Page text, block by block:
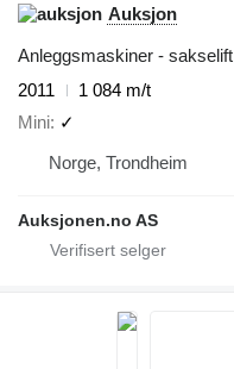
Auksjon
Anleggsmaskiner - sakselift
2011
1 084 m/t
Mini ✓
Norge, Trondheim
Auksjonen.no AS